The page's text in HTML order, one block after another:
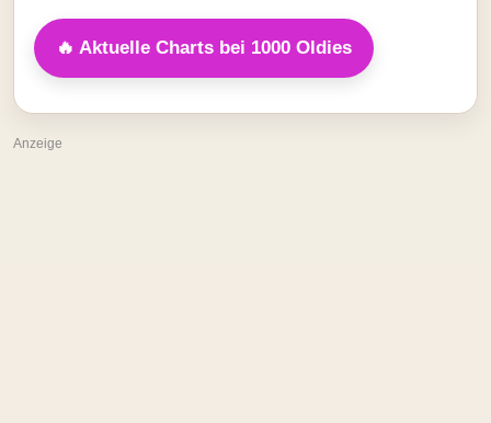
🔥 Aktuelle Charts bei 1000 Oldies
Anzeige